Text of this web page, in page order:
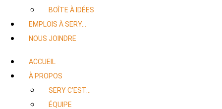
BOÎTE À IDÉES
EMPLOIS À SERY…
NOUS JOINDRE
ACCUEIL
À PROPOS
SERY C’EST…
ÉQUIPE